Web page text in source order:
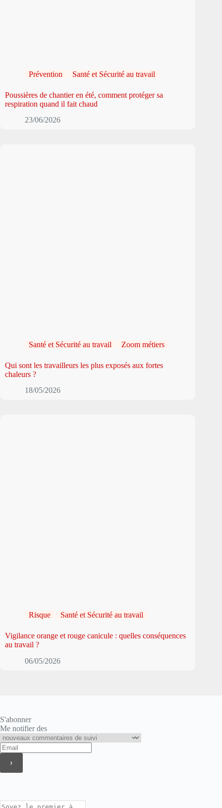
Prévention Santé et Sécurité au travail
Poussières de chantier en été, comment protéger sa
respiration quand il fait chaud
23/06/2026
Santé et Sécurité au travail Zoom métiers
Qui sont les travailleurs les plus exposés aux fortes
chaleurs ?
18/05/2026
Risque Santé et Sécurité au travail
Vigilance orange et rouge canicule : quelles conséquences
au travail ?
06/05/2026
S'abonner
Me notifier des